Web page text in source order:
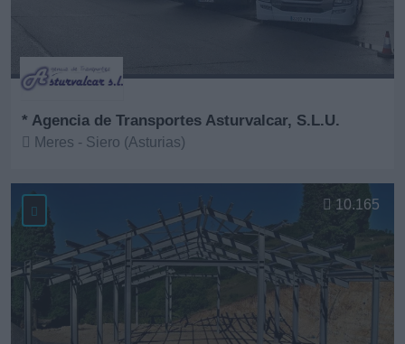
* Agencia de Transportes Asturvalcar, S.L.U.
Meres - Siero (Asturias)
10.165